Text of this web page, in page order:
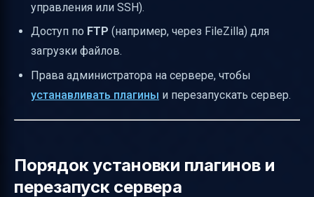
управления или SSH).
Доступ по FTP (например, через FileZilla) для
загрузки файлов.
Права администратора на сервере, чтобы
устанавливать плагины и перезапускать сервер.
Порядок установки плагинов и
перезапуск сервера